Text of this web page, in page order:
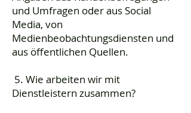
und Umfragen oder aus Social
Media, von
Medienbeobachtungsdiensten und
aus öffentlichen Quellen.
5. Wie arbeiten wir mit
Dienstleistern zusammen?